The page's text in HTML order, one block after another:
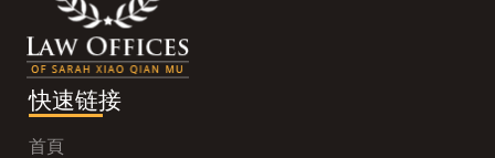
快速链接
首頁